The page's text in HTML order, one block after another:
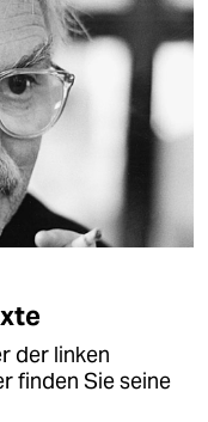
der linken
finden Sie seine